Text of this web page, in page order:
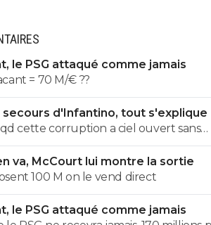
le PSG attaqué comme jamais
= 70 M/€ ??
secours d'Infantino, tout s'explique
cette corruption a ciel ouvert sans
meme plus
les magouilles avec Trump, l
logement dans ce pays, et
aux privés, juste pour prendre du
de football et qd tu vois
va, McCourt lui montre la sortie
100 M on le vend direct
le PSG attaqué comme jamais